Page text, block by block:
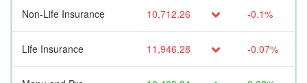
Non-Life Insurance 10,712.26 -0.1%
Life Insurance 11,946.28 -0.07%